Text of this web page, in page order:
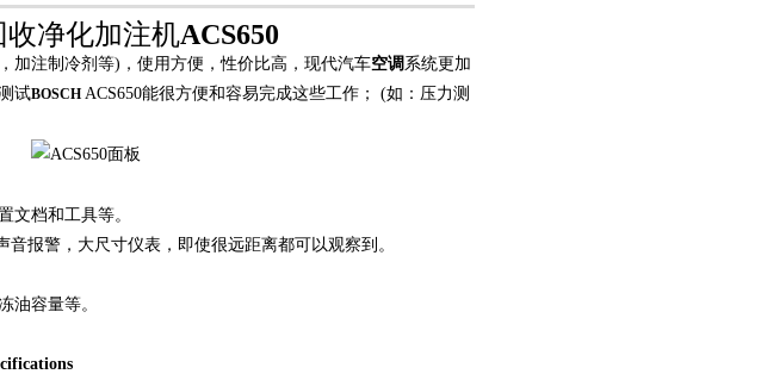
收净化加注机ACS650
加注制冷剂等)，使用方便，性价比高，现代汽车空调 系统更加
试BOSCH ACS650能很方便和容易完成这些工作； (如：压力测
文档和工具等。
报警，大尺寸仪表，即使很远距离都可以观察到。
油容量等。